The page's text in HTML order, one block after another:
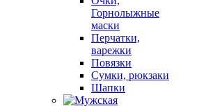
Горнолыжные
маски
Перчатки,
варежки
Повязки
Сумки, рюкзаки
Шапки